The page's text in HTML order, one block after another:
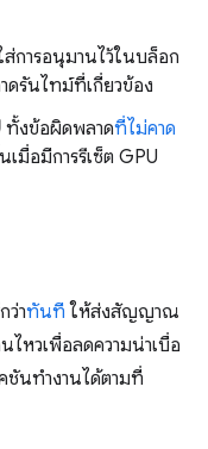
ส่การอนุมานไว้ในบล็อก
ดรันไทม์ที่เกี่ยวข้อง
ทั้งข้อผิดพลาดที่ไม่คาด
เมื่อมีการรีเซ็ต GPU
ว่าทันที ให้ส่งสัญญาณ
ไหวเพื่อลดความน่าเบื่อ
ชันทำงานได้ตามที่